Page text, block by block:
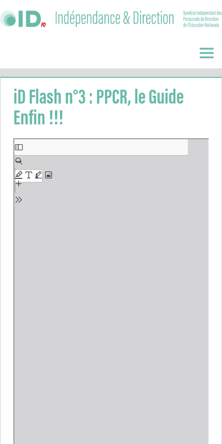
to
Direction
Menu
iD Flash n°3 : PPCR, le Guide
Enfin !!!
Aller
au
contenu
PDF